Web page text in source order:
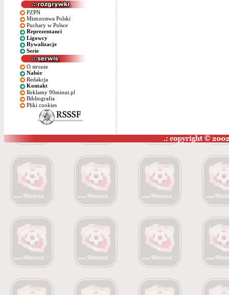
PZPN
Mistrzostwa Polski
Puchary w Polsce
Reprezentanci
Ligowcy
Rywalizacje
Serie
O stronie
Nabór
Redakcja
Kontakt
Reklamy 90minut.pl
Bibliografia
Pliki cookies